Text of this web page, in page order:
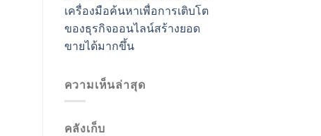
เครื่องมือค้นหาเพื่อการเติบโต
ของธุรกิจออนไลน์สร้างยอด
ขายได้มากขึ้น
ความเห็นล่าสุด
คลังเก็บ